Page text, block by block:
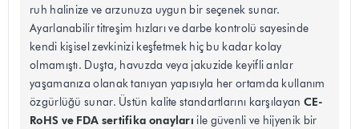
ruh halinize ve arzunuza uygun bir seçenek sunar.
Ayarlanabilir titreşim hızları ve darbe kontrolü sayesinde
kendi kişisel zevkinizi keşfetmek hiç bu kadar kolay
olmamıştı. Duşta, havuzda veya jakuzide keyifli anlar
yaşamanıza olanak tanıyan yapısıyla her ortamda kullanım
özgürlüğü sunar. Üstün kalite standartlarını karşılayan CE-
RoHS ve FDA sertifika onayları ile güvenli ve hijyenik bir